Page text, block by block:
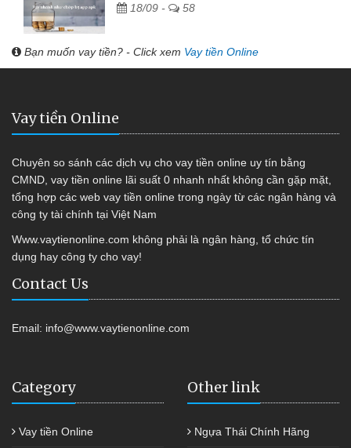
18/09 - 58
Bạn muốn vay tiền? - Click xem Vay tiền Online
Vay tiền Online
Chuyên so sánh các dịch vụ cho vay tiền online uy tín bằng
CMND, vay tiền online lãi suất 0 nhanh nhất không cần gặp mặt,
tổng hợp các web vay tiền online trong ngày từ các ngân hàng và
công ty tài chính tại Việt Nam
Www.vaytienonline.com không phải là ngân hàng, tổ chức tín
dụng hay công ty cho vay!
Contact Us
Email: info@www.vaytienonline.com
Category
Vay tiền Online
Other link
Ngựa Thái Chính Hãng